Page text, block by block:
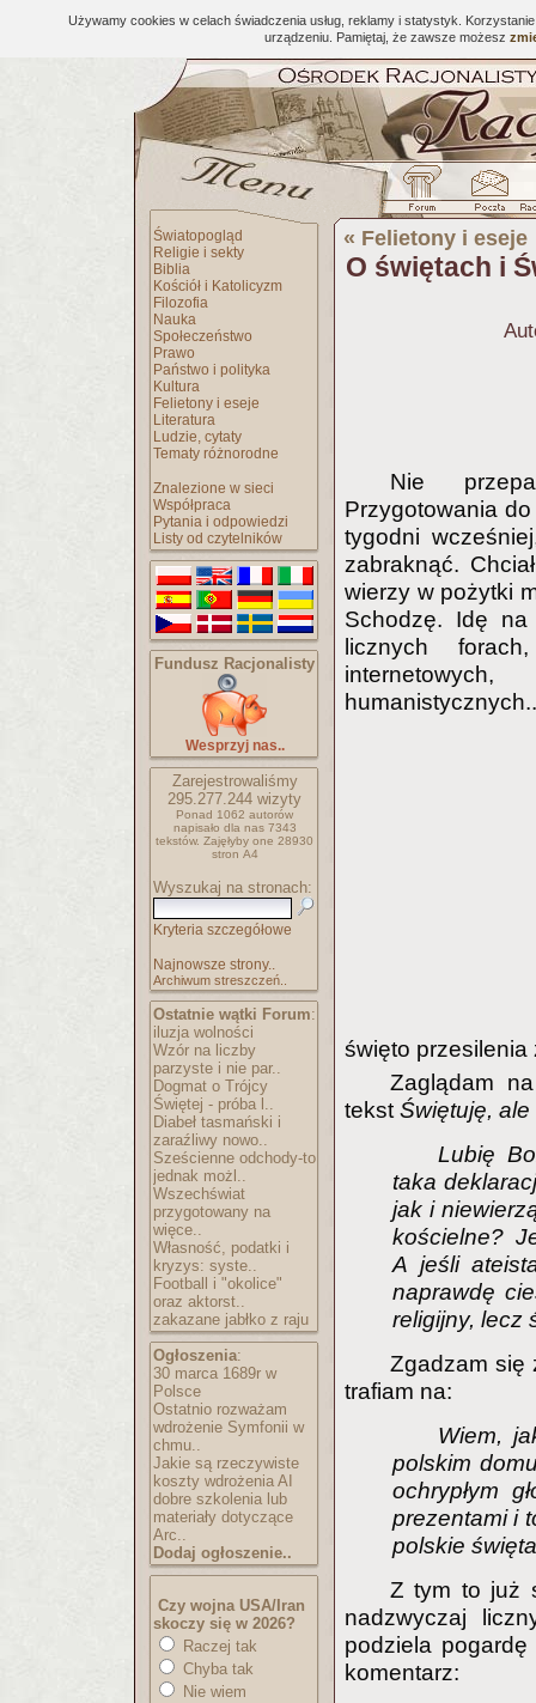
Używamy cookies w celach świadczenia usług, reklamy i statystyk.
urządzeniu. Pamiętaj, że zawsze możesz
Światopogląd
Religie i sekty
Biblia
Kościół i Katolicyzm
Filozofia
Nauka
Społeczeństwo
Prawo
Państwo i polityka
Kultura
Felietony i eseje
Literatura
Ludzie, cytaty
Tematy różnorodne
Znalezione w sieci
Współpraca
Pytania i odpowiedzi
Listy od czytelników
Fundusz Racjonalisty
Wesprzyj nas..
Zarejestrowaliśmy
295.277.244 wizyty
Ponad 1062 autorów
napisało dla nas 7343
tekstów. Zajęłyby one 28930
stron A4
Wyszukaj na stronach:
Kryteria szczegółowe
Najnowsze strony..
Archiwum streszczeń..
Ostatnie wątki Forum:
iluzja wolności
Wzór na liczby
parzyste i nie par..
Dogmat o Trójcy
Świętej - próba l..
Diabeł tasmański i
zaraźliwy nowo..
Sześcienne odchody-to
jednak możl..
Wszechświat
przygotowany na
więce..
Własność, podatki i
kryzys: syste..
Football i "okolice"
oraz aktorst..
zakazane jabłko z raju
Ogłoszenia:
30 marca 1689r w
Polsce
Ostatnio rozważam
wdrożenie Symfonii w
chmu..
Jakie są rzeczywiste
koszty wdrożenia AI
dobre szkolenia lub
materiały dotyczące
Arc..
Dodaj ogłoszenie..
Czy wojna USA/Iran
skoczy się w 2026?
Raczej tak
Chyba tak
Nie wiem
« Felietony i eseje
O świętach i
Nie
Przygotowania
tygodni
zabraknąć.
wierzy w pożytki
Schodzę. Idę
licznych
święto przesilenia
Zaglądam
tekst Świętuję,
Lubię
taka
jak i
kościelne?
A jeśli
naprawdę
religijny, lecz
Zgadzam się
trafiam na:
Wiem,
polskim
ochrypłym
prezentami i
polskie
Z tym to już
nadzwyczaj
podziela
komentarz: